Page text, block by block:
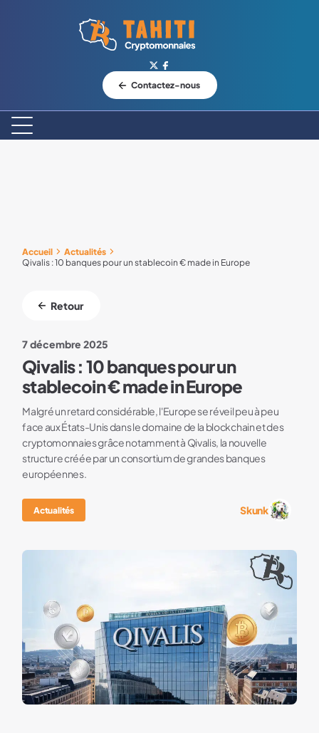
Logo Tahiti-Cryptomonnaies.com
Contactez-nous
Accueil
Actualités
Qivalis : 10 banques pour un stablecoin € made in Europe
Retour
7 décembre 2025
Qivalis : 10 banques pour un
stablecoin € made in Europe
Malgré un retard considérable, l'Europe se réveil peu à peu
face aux États-Unis dans le domaine de la blockchain et des
cryptomonnaies grâce notamment à Qivalis, la nouvelle
structure créée par un consortium de grandes banques
européennes.
Actualités Skunk